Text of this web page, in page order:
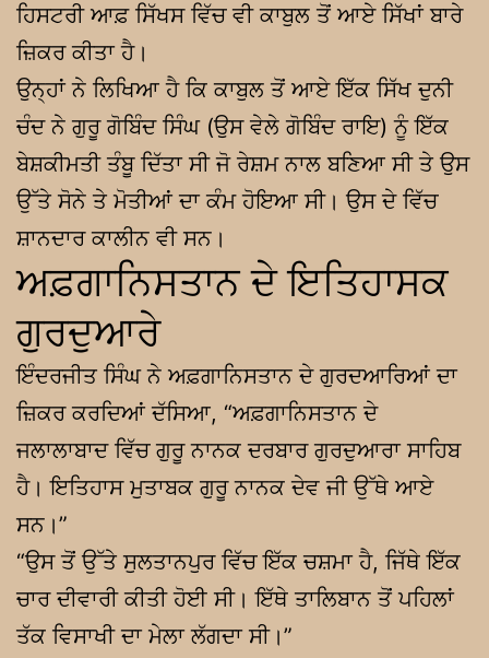
ਹਿਸਟਰੀ ਆਫ਼ ਸਿੱਖਸ ਵਿੱਚ ਵੀ ਕਾਬੁਲ ਤੋਂ ਆਏ ਸਿੱਖਾਂ ਬਾਰੇ
ਜ਼ਿਕਰ ਕੀਤਾ ਹੈ।
ਉਨ੍ਹਾਂ ਨੇ ਲਿਖਿਆ ਹੈ ਕਿ ਕਾਬੁਲ ਤੋਂ ਆਏ ਇੱਕ ਸਿੱਖ ਦੁਨੀ
ਚੰਦ ਨੇ ਗੁਰੂ ਗੋਬਿੰਦ ਸਿੰਘ (ਉਸ ਵੇਲੇ ਗੋਬਿੰਦ ਰਾਇ) ਨੂੰ ਇੱਕ
ਬੇਸ਼ਕੀਮਤੀ ਤੰਬੂ ਦਿੱਤਾ ਸੀ ਜੋ ਰੇਸ਼ਮ ਨਾਲ ਬਣਿਆ ਸੀ ਤੇ ਉਸ
ਉੱਤੇ ਸੋਨੇ ਤੇ ਮੋਤੀਆਂ ਦਾ ਕੰਮ ਹੋਇਆ ਸੀ। ਉਸ ਦੇ ਵਿੱਚ
ਸ਼ਾਨਦਾਰ ਕਾਲੀਨ ਵੀ ਸਨ।
ਅਫ਼ਗਾਨਿਸਤਾਨ ਦੇ ਇਤਿਹਾਸਕ
ਗੁਰਦੁਆਰੇ
ਇੰਦਰਜੀਤ ਸਿੰਘ ਨੇ ਅਫ਼ਗਾਨਿਸਤਾਨ ਦੇ ਗੁਰਦਆਰਿਆਂ ਦਾ
ਜ਼ਿਕਰ ਕਰਦਿਆਂ ਦੱਸਿਆ, “ਅਫ਼ਗਾਨਿਸਤਾਨ ਦੇ
ਜਲਾਲਾਬਾਦ ਵਿੱਚ ਗੁਰੂ ਨਾਨਕ ਦਰਬਾਰ ਗੁਰਦੁਆਰਾ ਸਾਹਿਬ
ਹੈ। ਇਤਿਹਾਸ ਮੁਤਾਬਕ ਗੁਰੂ ਨਾਨਕ ਦੇਵ ਜੀ ਉੱਥੇ ਆਏ
ਸਨ।”
“ਉਸ ਤੋਂ ਉੱਤੇ ਸੁਲਤਾਨਪੁਰ ਵਿੱਚ ਇੱਕ ਚਸ਼ਮਾ ਹੈ, ਜਿੱਥੇ ਇੱਕ
ਚਾਰ ਦੀਵਾਰੀ ਕੀਤੀ ਹੋਈ ਸੀ। ਇੱਥੇ ਤਾਲਿਬਾਨ ਤੋਂ ਪਹਿਲਾਂ
ਤੱਕ ਵਿਸਾਖੀ ਦਾ ਮੇਲਾ ਲੱਗਦਾ ਸੀ।”